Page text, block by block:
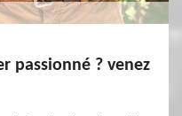
passionné ? venez